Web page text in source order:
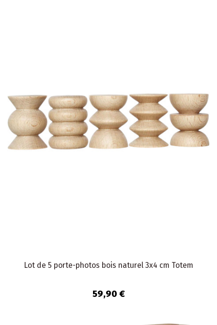
Lot de 5 porte-photos bois naturel 3x4 cm Totem
59,90 €